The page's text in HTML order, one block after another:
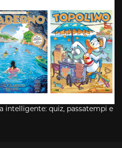
intelligente: quiz, passatempi e